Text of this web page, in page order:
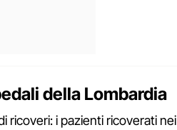
della Lombardia
ricoveri: i pazienti ricoverati nei